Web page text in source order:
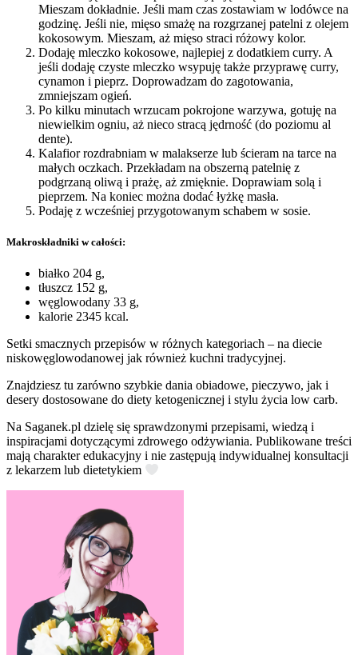
Mieszam dokładnie. Jeśli mam czas zostawiam w lodówce na
godzinę. Jeśli nie, mięso smażę na rozgrzanej patelni z olejem
kokosowym. Mieszam, aż mięso straci różowy kolor.
Dodaję mleczko kokosowe, najlepiej z dodatkiem curry. A
jeśli dodaję czyste mleczko wsypuję także przyprawę curry,
cynamon i pieprz. Doprowadzam do zagotowania,
zmniejszam ogień.
Po kilku minutach wrzucam pokrojone warzywa, gotuję na
niewielkim ogniu, aż nieco stracą jędrność (do poziomu al
dente).
Kalafior rozdrabniam w malakserze lub ścieram na tarce na
małych oczkach. Przekładam na obszerną patelnię z
podgrzaną oliwą i prażę, aż zmięknie. Doprawiam solą i
pieprzem. Na koniec można dodać łyżkę masła.
Podaję z wcześniej przygotowanym schabem w sosie.
Makroskładniki w całości:
białko 204 g,
tłuszcz 152 g,
węglowodany 33 g,
kalorie 2345 kcal.
Setki smacznych przepisów w różnych kategoriach – na diecie
niskowęglowodanowej jak również kuchni tradycyjnej.
Znajdziesz tu zarówno szybkie dania obiadowe, pieczywo, jak i
desery dostosowane do diety ketogenicznej i stylu życia low carb.
Na Saganek.pl dzielę się sprawdzonymi przepisami, wiedzą i
inspiracjami dotyczącymi zdrowego odżywiania. Publikowane treści
mają charakter edukacyjny i nie zastępują indywidualnej konsultacji
z lekarzem lub dietetykiem